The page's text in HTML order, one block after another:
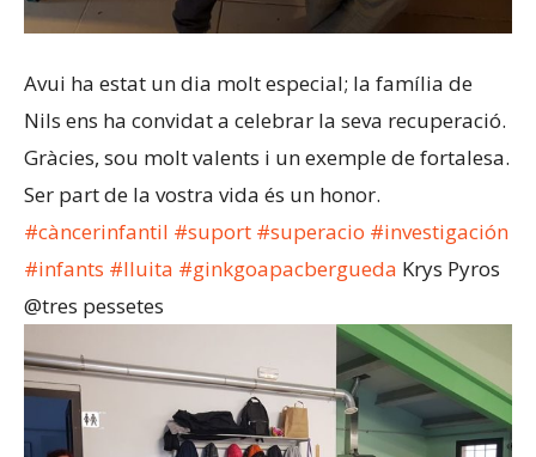
Avui ha estat un dia molt especial; la família de
Nils ens ha convidat a celebrar la seva recuperació.
Gràcies, sou molt valents i un exemple de fortalesa.
Ser part de la vostra vida és un honor.
#càncerinfantil #suport #superacio #investigación
#infants #lluita #ginkgoapacbergueda Krys Pyros
@tres pessetes